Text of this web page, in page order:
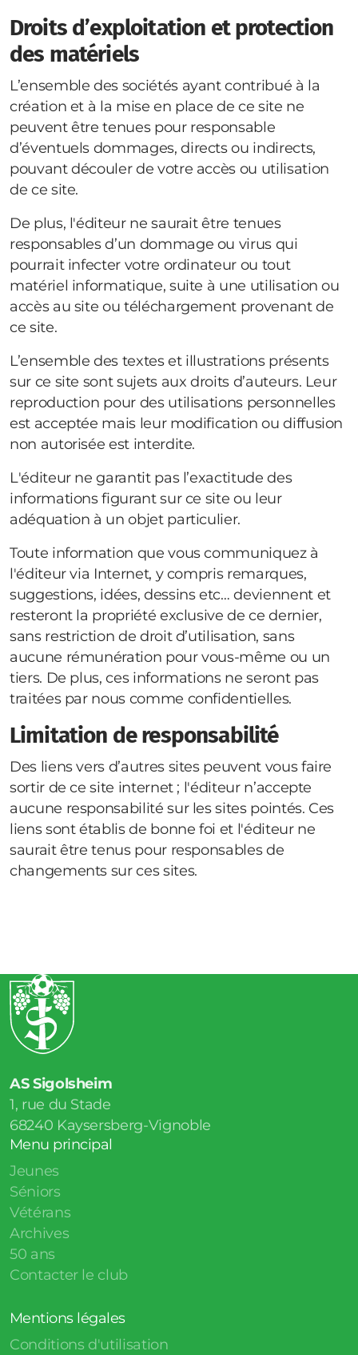
Droits d’exploitation et protection
des matériels
L’ensemble des sociétés ayant contribué à la
création et à la mise en place de ce site ne
peuvent être tenues pour responsable
d’éventuels dommages, directs ou indirects,
pouvant découler de votre accès ou utilisation
de ce site.
De plus, l'éditeur ne saurait être tenues
responsables d’un dommage ou virus qui
pourrait infecter votre ordinateur ou tout
matériel informatique, suite à une utilisation ou
accès au site ou téléchargement provenant de
ce site.
L’ensemble des textes et illustrations présents
sur ce site sont sujets aux droits d’auteurs. Leur
reproduction pour des utilisations personnelles
est acceptée mais leur modification ou diffusion
non autorisée est interdite.
L'éditeur ne garantit pas l’exactitude des
informations figurant sur ce site ou leur
adéquation à un objet particulier.
Toute information que vous communiquez à
l'éditeur via Internet, y compris remarques,
suggestions, idées, dessins etc… deviennent et
resteront la propriété exclusive de ce dernier,
sans restriction de droit d’utilisation, sans
aucune rémunération pour vous-même ou un
tiers. De plus, ces informations ne seront pas
traitées par nous comme confidentielles.
Limitation de responsabilité
Des liens vers d’autres sites peuvent vous faire
sortir de ce site internet ; l'éditeur n’accepte
aucune responsabilité sur les sites pointés. Ces
liens sont établis de bonne foi et l'éditeur ne
saurait être tenus pour responsables de
changements sur ces sites.
AS Sigolsheim
1, rue du Stade
68240 Kaysersberg-Vignoble
Menu principal
Jeunes
Séniors
Vétérans
Archives
50 ans
Contacter le club
Mentions légales
Conditions d'utilisation